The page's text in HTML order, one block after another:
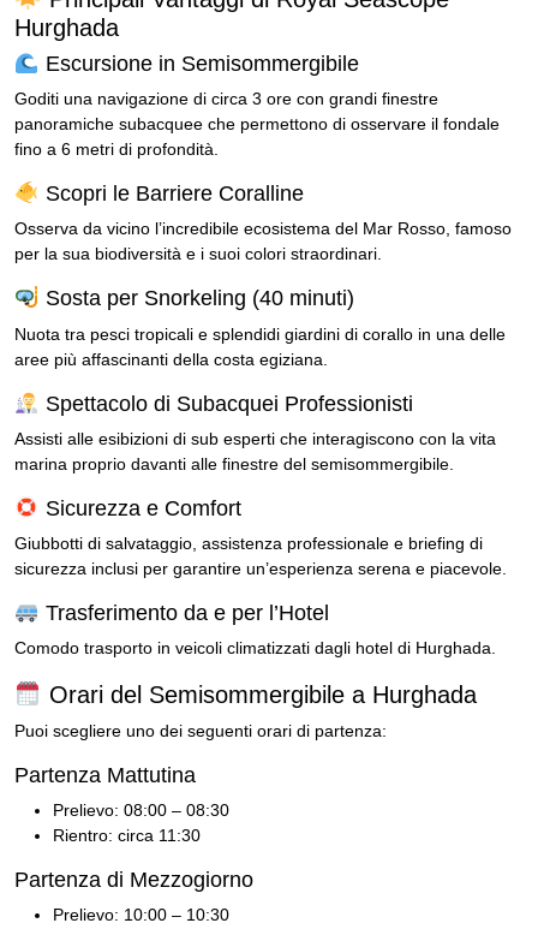
Hurghada
Escursione in Semisommergibile
Goditi una navigazione di circa 3 ore con grandi finestre
panoramiche subacquee che permettono di osservare il fondale
fino a 6 metri di profondità.
Scopri le Barriere Coralline
Osserva da vicino l’incredibile ecosistema del Mar Rosso, famoso
per la sua biodiversità e i suoi colori straordinari.
Sosta per Snorkeling (40 minuti)
Nuota tra pesci tropicali e splendidi giardini di corallo in una delle
aree più affascinanti della costa egiziana.
Spettacolo di Subacquei Professionisti
Assisti alle esibizioni di sub esperti che interagiscono con la vita
marina proprio davanti alle finestre del semisommergibile.
Sicurezza e Comfort
Giubbotti di salvataggio, assistenza professionale e briefing di
sicurezza inclusi per garantire un’esperienza serena e piacevole.
Trasferimento da e per l’Hotel
Comodo trasporto in veicoli climatizzati dagli hotel di Hurghada.
Orari del Semisommergibile a Hurghada
Puoi scegliere uno dei seguenti orari di partenza:
Partenza Mattutina
Prelievo: 08:00 – 08:30
Rientro: circa 11:30
Partenza di Mezzogiorno
Prelievo: 10:00 – 10:30